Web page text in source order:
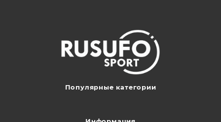
Популярные категории